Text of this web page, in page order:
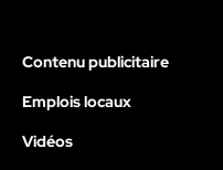
Contenu publicitaire
Emplois locaux
Vidéos